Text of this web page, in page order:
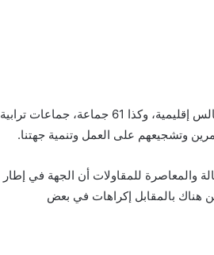
وذكر المحرشي بكون حزب الأصالة والمعاصرة يسير مجلس الجهة، و5 مجالس إقليمية، وكذا 61 جماعة، جماعات ترابية
وتشجيعهم على العمل وتنمية جهتنا.
والمعاصرة للمقاولات أن الجهة في إطار
هناك بالمقابل إكراهات في بعض